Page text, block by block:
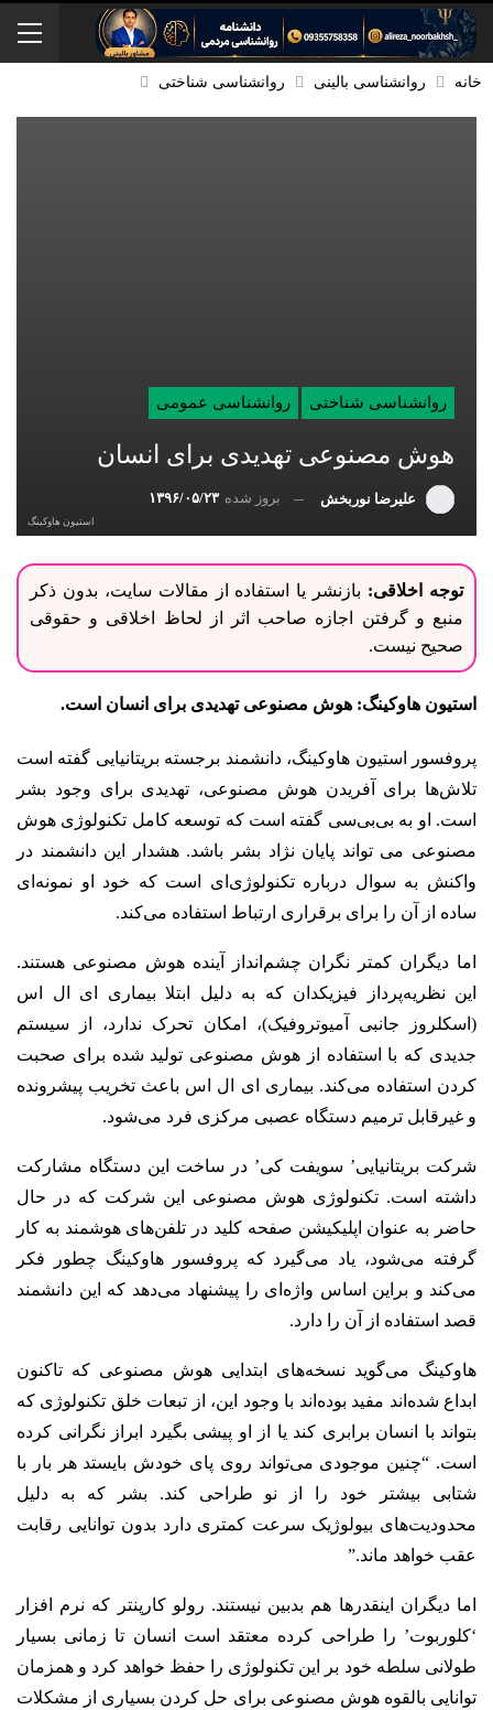
خانه روانشناسی بالینی روانشناسی شناختی
روانشناسی شناختی روانشناسی عمومی
هوش مصنوعی تهدیدی برای انسان
علیرضا نوربخش بروز شده ۱۳۹۶/۰۵/۲۳
استیون هاوکینگ
توجه اخلاقی: بازنشر یا استفاده از مقالات سایت، بدون ذکر
منبع و گرفتن اجازه صاحب اثر از لحاظ اخلاقی و حقوقی
صحیح نیست.
استیون هاوکینگ: هوش مصنوعی تهدیدی برای انسان است.
پروفسور استیون هاوکینگ، دانشمند برجسته بریتانیایی گفته است
تلاش‌ها برای آفریدن هوش مصنوعی، تهدیدی برای وجود بشر
است. او به بی‌بی‌سی گفته است که توسعه کامل تکنولوژی هوش
مصنوعی می تواند پایان نژاد بشر باشد. هشدار این دانشمند در
واکنش به سوال درباره تکنولوژی‌ای است که خود او نمونه‌ای
ساده از آن را برای برقراری ارتباط استفاده می‌کند.
اما دیگران کمتر نگران چشم‌انداز آینده هوش مصنوعی هستند.
این نظریه‌پرداز فیزیکدان که به دلیل ابتلا بیماری ای ال اس
(اسکلروز جانبی آمیوتروفیک)، امکان تحرک ندارد، از سیستم
جدیدی که با استفاده از هوش مصنوعی تولید شده برای صحبت
کردن استفاده می‌کند. بیماری ای ال اس باعث تخریب پیشرونده
و غیرقابل ترمیم دستگاه عصبی مرکزی فرد می‌شود.
شرکت بریتانیایی’ سویفت کی’ در ساخت این دستگاه مشارکت
داشته است. تکنولوژی هوش مصنوعی این شرکت که در حال
حاضر به عنوان اپلیکیشن صفحه کلید در تلفن‌های هوشمند به کار
گرفته می‌شود، یاد می‌گیرد که پروفسور هاوکینگ چطور فکر
می‌کند و براین اساس واژه‌ای را پیشنهاد می‌دهد که این دانشمند
قصد استفاده از آن را دارد.
هاوکینگ می‌گوید نسخه‌های ابتدایی هوش مصنوعی که تاکنون
ابداع شده‌اند مفید بوده‌اند با وجود این، از تبعات خلق تکنولوژی که
بتواند با انسان برابری کند یا از او پیشی بگیرد ابراز نگرانی کرده
است. “چنین موجودی می‌تواند روی پای خودش بایستد هر بار با
شتابی بیشتر خود را از نو طراحی کند. بشر که به دلیل
محدودیت‌های بیولوژیک سرعت کمتری دارد بدون توانایی رقابت
عقب خواهد ماند.”
اما دیگران اینقدرها هم بدبین نیستند. رولو کارپنتر که نرم افزار
‘کلوربوت’ را طراحی کرده معتقد است انسان تا زمانی بسیار
طولانی سلطه خود بر این تکنولوژی را حفظ خواهد کرد و همزمان
توانایی بالقوه هوش مصنوعی برای حل کردن بسیاری از مشکلات